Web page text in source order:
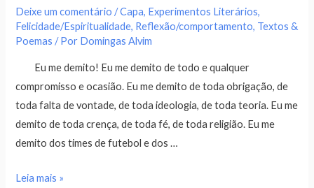
Deixe um comentário /Capa, Experimentos Literários,
Felicidade/Espiritualidade, Reflexão/comportamento, Textos &
Poemas / Por Domingas Alvim
Eu me demito! Eu me demito de todo e qualquer
compromisso e ocasião. Eu me demito de toda obrigação, de
toda falta de vontade, de toda ideologia, de toda teoria. Eu me
demito de toda crença, de toda fé, de toda religião. Eu me
demito dos times de futebol e dos …
Leia mais »